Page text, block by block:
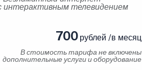
интерактивным телевидением
700рублей /в месяц
В стоимость тарифа не включены
дополнительные услуги и оборудование